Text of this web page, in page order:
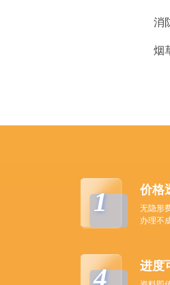
消
烟
1 价格
无隐形
办理不
4 进度